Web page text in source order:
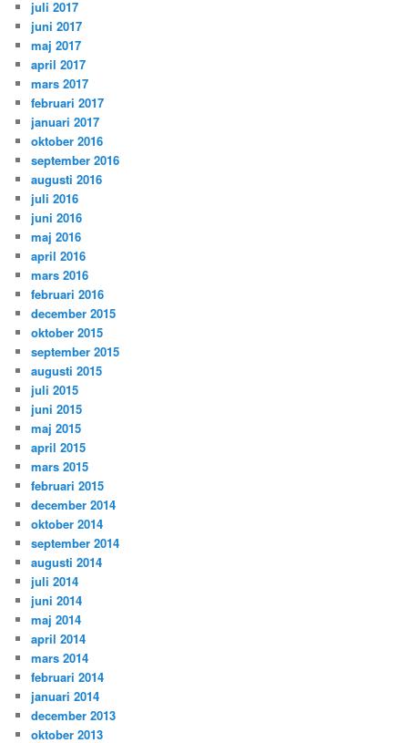
juli 2017
juni 2017
maj 2017
april 2017
mars 2017
februari 2017
januari 2017
oktober 2016
september 2016
augusti 2016
juli 2016
juni 2016
maj 2016
april 2016
mars 2016
februari 2016
december 2015
oktober 2015
september 2015
augusti 2015
juli 2015
juni 2015
maj 2015
april 2015
mars 2015
februari 2015
december 2014
oktober 2014
september 2014
augusti 2014
juli 2014
juni 2014
maj 2014
april 2014
mars 2014
februari 2014
januari 2014
december 2013
oktober 2013